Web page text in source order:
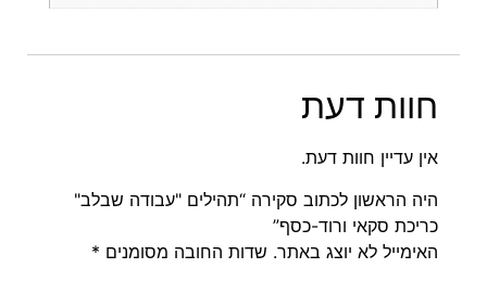
חוות דעת
אין עדיין חוות דעת.
היה הראשון לכתוב סקירה “תהילים "עבודה שבלב"
כריכת סקאי ורוד-כסף”
האימייל לא יוצג באתר. שדות החובה מסומנים *